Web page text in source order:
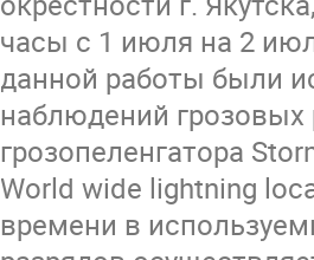
часы с 1 июля на 2
данной работы были
наблюдений
грозопеленгатора
World wide lightning
времени в